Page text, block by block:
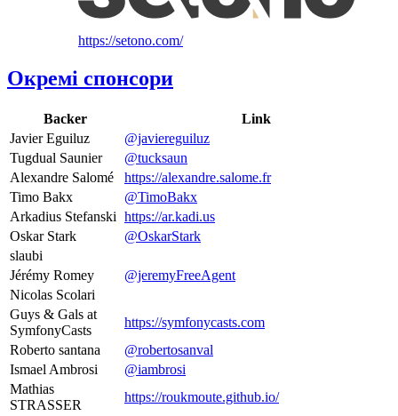
https://setono.com/
Окремі спонсори
Backer
Link
Javier Eguiluz
@javiereguiluz
Tugdual Saunier
@tucksaun
Alexandre Salomé
https://alexandre.salome.fr
Timo Bakx
@TimoBakx
Arkadius Stefanski https://ar.kadi.us
Oskar Stark
@OskarStark
slaubi
Jérémy Romey
@jeremyFreeAgent
Nicolas Scolari
Guys & Gals at
SymfonyCasts
https://symfonycasts.com
Roberto santana
@robertosanval
Ismael Ambrosi
@iambrosi
Mathias
STRASSER
https://roukmoute.github.io/